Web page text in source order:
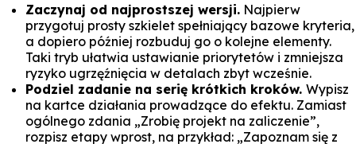
Zaczynaj od najprostszej wersji. Najpierw
przygotuj prosty szkielet spełniający bazowe kryteria,
a dopiero później rozbuduj go o kolejne elementy.
Taki tryb ułatwia ustawianie priorytetów i zmniejsza
ryzyko ugrzęźnięcia w detalach zbyt wcześnie.
Podziel zadanie na serię krótkich kroków. Wypisz
na kartce działania prowadzące do efektu. Zamiast
ogólnego zdania „Zrobię projekt na zaliczenie”,
rozpisz etapy wprost, na przykład: „Zapoznam się z